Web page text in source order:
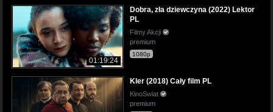
01:19:24
Dobra, zła dziewczyna (2022) Lektor
PL
Filmy Akcji
premium
1080p
Kler (2018) Cały film PL
KinoSwiat
premium